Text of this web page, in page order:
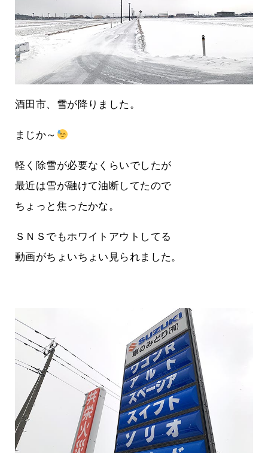
酒田市、雪が降りました。
まじか～
軽く除雪が必要なくらいでしたが
最近は雪が融けて油断してたので
ちょっと焦ったかな。
ＳＮＳでもホワイトアウトしてる
動画がちょいちょい見られました。